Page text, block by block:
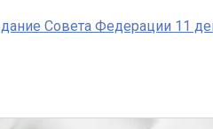
Совета Федерации 11